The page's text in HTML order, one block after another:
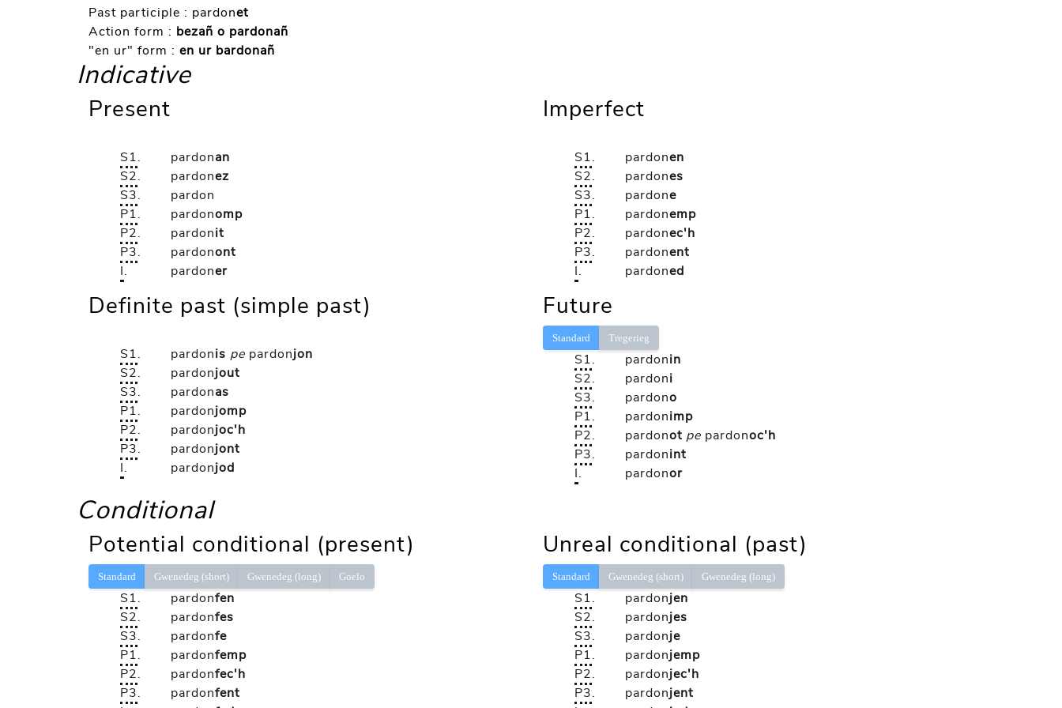
Past participle : pardonet
Action form : bezañ o pardonañ
"en ur" form : en ur bardonañ
Indicative
Present
S1. pardonan
S2. pardonez
S3.
pardon
P1. pardonomp
P2. pardonit
P3. pardonont
I. pardoner
Imperfect
S1. pardonen
S2. pardones
S3. pardone
P1. pardonemp
P2. pardonec'h
P3. pardonent
I. pardoned
Definite past (simple past)
S1. pardonis pe pardonjon
S2. pardonjout
S3. pardonas
P1. pardonjomp
P2. pardonjoc'h
P3. pardonjont
I. pardonjod
Future
Standard Tregerieg
S1. pardonin
S2. pardoni
S3. pardono
P1. pardonimp
P2. pardonot pe pardonoc'h
P3. pardonint
I. pardonor
Conditional
Potential conditional (present)
Standard Gwenedeg (short) Gwenedeg (long) Goelo
S1. pardonfen
S2. pardonfes
S3. pardonfe
P1. pardonfemp
P2. pardonfec'h
P3. pardonfent
Unreal conditional (past)
Standard Gwenedeg (short) Gwenedeg (long)
S1. pardonjen
S2. pardonjes
S3. pardonje
P1. pardonjemp
P2. pardonjec'h
P3. pardonjent